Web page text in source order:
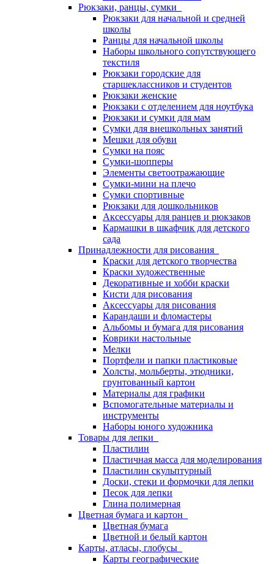
Рюкзаки, ранцы, сумки
Рюкзаки для начальной и средней
школы
Ранцы для начальной школы
Наборы школьного сопутствующего
текстиля
Рюкзаки городские для
старшеклассников и студентов
Рюкзаки женские
Рюкзаки с отделением для ноутбука
Рюкзаки и сумки для мам
Сумки для внешкольных занятий
Мешки для обуви
Сумки на пояс
Сумки-шопперы
Элементы светоотражающие
Сумки-мини на плечо
Сумки спортивные
Рюкзаки для дошкольников
Аксессуары для ранцев и рюкзаков
Кармашки в шкафчик для детского
сада
Принадлежности для рисования
Краски для детского творчества
Краски художественные
Декоративные и хобби краски
Кисти для рисования
Аксессуары для рисования
Карандаши и фломастеры
Альбомы и бумага для рисования
Коврики настольные
Мелки
Портфели и папки пластиковые
Холсты, мольберты, этюдники,
грунтованный картон
Материалы для графики
Вспомогательные материалы и
инструменты
Наборы юного художника
Товары для лепки
Пластилин
Пластичная масса для моделирования
Пластилин скульптурный
Доски, стеки и формочки для лепки
Песок для лепки
Глина полимерная
Цветная бумага и картон
Цветная бумага
Цветной и белый картон
Карты, атласы, глобусы
Карты географические